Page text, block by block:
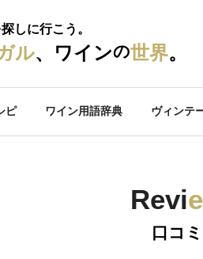
しに行こう。
ル、ワインの世界。
ピ ワイン用語辞典 ヴィンテ
Revie
口コミ